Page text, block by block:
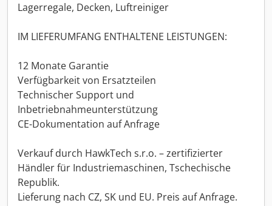
Lagerregale, Decken, Luftreiniger
IM LIEFERUMFANG ENTHALTENE LEISTUNGEN:
12 Monate Garantie
Verfügbarkeit von Ersatzteilen
Technischer Support und
Inbetriebnahmeunterstützung
CE-Dokumentation auf Anfrage
Verkauf durch HawkTech s.r.o. – zertifizierter
Händler für Industriemaschinen, Tschechische
Republik.
Lieferung nach CZ, SK und EU. Preis auf Anfrage.